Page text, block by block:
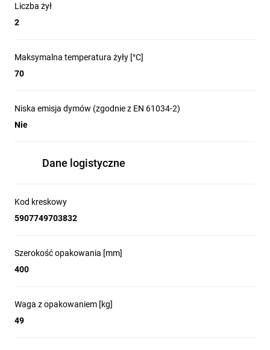
Liczba żył
2
Maksymalna temperatura żyły [°C]
70
Niska emisja dymów (zgodnie z EN 61034-2)
Nie
Dane logistyczne
Kod kreskowy
5907749703832
Szerokość opakowania [mm]
400
Waga z opakowaniem [kg]
49